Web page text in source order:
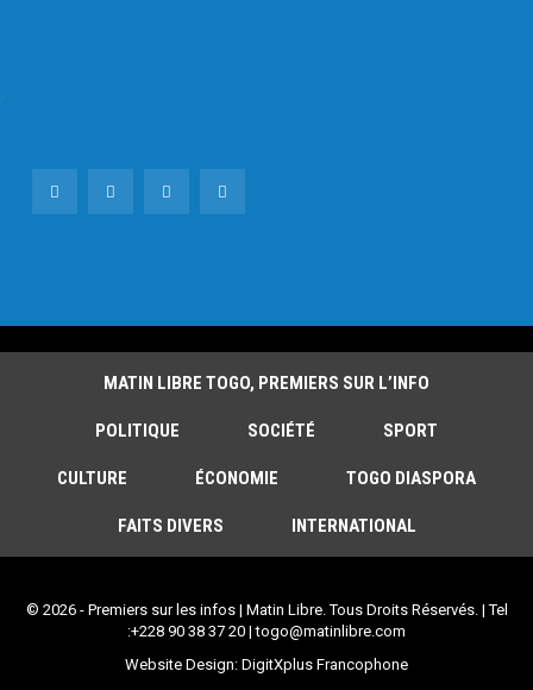
MATIN LIBRE TOGO, PREMIERS SUR L’INFO
POLITIQUE SOCIÉTÉ SPORT
CULTURE ÉCONOMIE TOGO DIASPORA
FAITS DIVERS INTERNATIONAL
© 2026 - Premiers sur les infos | Matin Libre. Tous Droits Réservés. | Tel
:+228 90 38 37 20 | togo@matinlibre.com
Website Design: DigitXplus Francophone